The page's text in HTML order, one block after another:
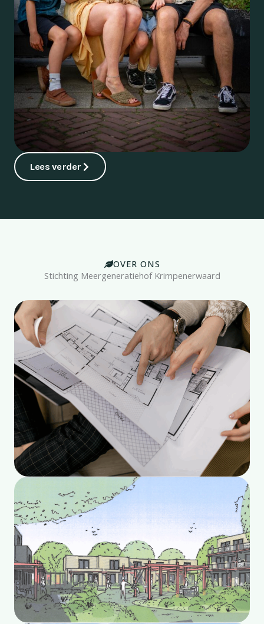
Lees verder
OVER ONS
Stichting Meergeneratiehof Krimpenerwaard